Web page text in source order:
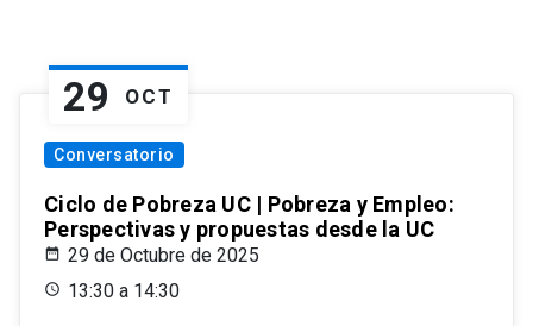
29 OCT
Conversatorio
Ciclo de Pobreza UC | Pobreza y Empleo:
Perspectivas y propuestas desde la UC
29 de Octubre de 2025
13:30 a 14:30